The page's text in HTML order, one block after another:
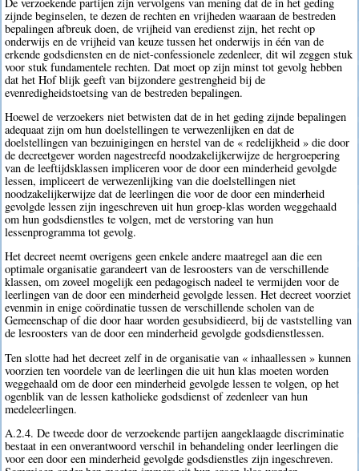
zijnde beginselen, te dezen de rechten en vrijheden waaraan de bestreden
bepalingen afbreuk doen, de vrijheid van eredienst zijn, het recht op
onderwijs en de vrijheid van keuze tussen het onderwijs in één van de
erkende godsdiensten en de niet-confessionele zedenleer, dit wil zeggen stuk
voor stuk fundamentele rechten. Dat moet op zijn minst tot gevolg hebben
dat het Hof blijk geeft van bijzondere gestrengheid bij de
evenredigheidstoetsing van de bestreden bepalingen.
Hoewel de verzoekers niet betwisten dat de in het geding zijnde bepalingen
adequaat zijn om hun doelstellingen te verwezenlijken en dat de
doelstellingen van bezuinigingen en herstel van de « redelijkheid » die door
de decreetgever worden nagestreefd noodzakelijkerwijze de hergroepering
van de leeftijdsklassen impliceren voor de door een minderheid gevolgde
lessen, impliceert de verwezenlijking van die doelstellingen niet
noodzakelijkerwijze dat de leerlingen die voor de door een minderheid
gevolgde lessen zijn ingeschreven uit hun groep-klas worden weggehaald
om hun godsdienstles te volgen, met de verstoring van hun
lessenprogramma tot gevolg.
Het decreet neemt overigens geen enkele andere maatregel aan die een
optimale organisatie garandeert van de lesroosters van de verschillende
klassen, om zoveel mogelijk een pedagogisch nadeel te vermijden voor de
leerlingen van de door een minderheid gevolgde lessen. Het decreet voorziet
evenmin in enige coördinatie tussen de verschillende scholen van de
Gemeenschap of die door haar worden gesubsidieerd, bij de vaststelling van
de lesroosters van de door een minderheid gevolgde godsdienstlessen.
Ten slotte had het decreet zelf in de organisatie van « inhaallessen » kunnen
voorzien ten voordele van de leerlingen die uit hun klas moeten worden
weggehaald om de door een minderheid gevolgde lessen te volgen, op het
ogenblik van de lessen katholieke godsdienst of zedenleer van hun
medeleerlingen.
A.2.4. De tweede door de verzoekende partijen aangeklaagde discriminatie
bestaat in een onverantwoord verschil in behandeling onder leerlingen die
voor een door een minderheid gevolgde godsdienstles zijn ingeschreven.